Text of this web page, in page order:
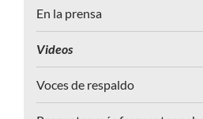
En la prensa
Videos
Voces de respaldo